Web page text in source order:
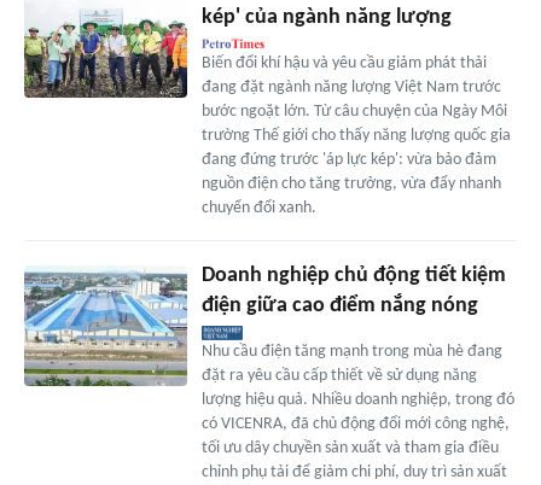
kép' của ngành năng lượng
Biến đổi khí hậu và yêu cầu giảm phát thải
đang đặt ngành năng lượng Việt Nam trước
bước ngoặt lớn. Từ câu chuyện của Ngày Môi
trường Thế giới cho thấy năng lượng quốc gia
đang đứng trước 'áp lực kép': vừa bảo đảm
nguồn điện cho tăng trưởng, vừa đẩy nhanh
chuyển đổi xanh.
Doanh nghiệp chủ động tiết kiệm
điện giữa cao điểm nắng nóng
Nhu cầu điện tăng mạnh trong mùa hè đang
đặt ra yêu cầu cấp thiết về sử dụng năng
lượng hiệu quả. Nhiều doanh nghiệp, trong đó
có VICENRA, đã chủ động đổi mới công nghệ,
tối ưu dây chuyền sản xuất và tham gia điều
chỉnh phụ tải để giảm chi phí, duy trì sản xuất